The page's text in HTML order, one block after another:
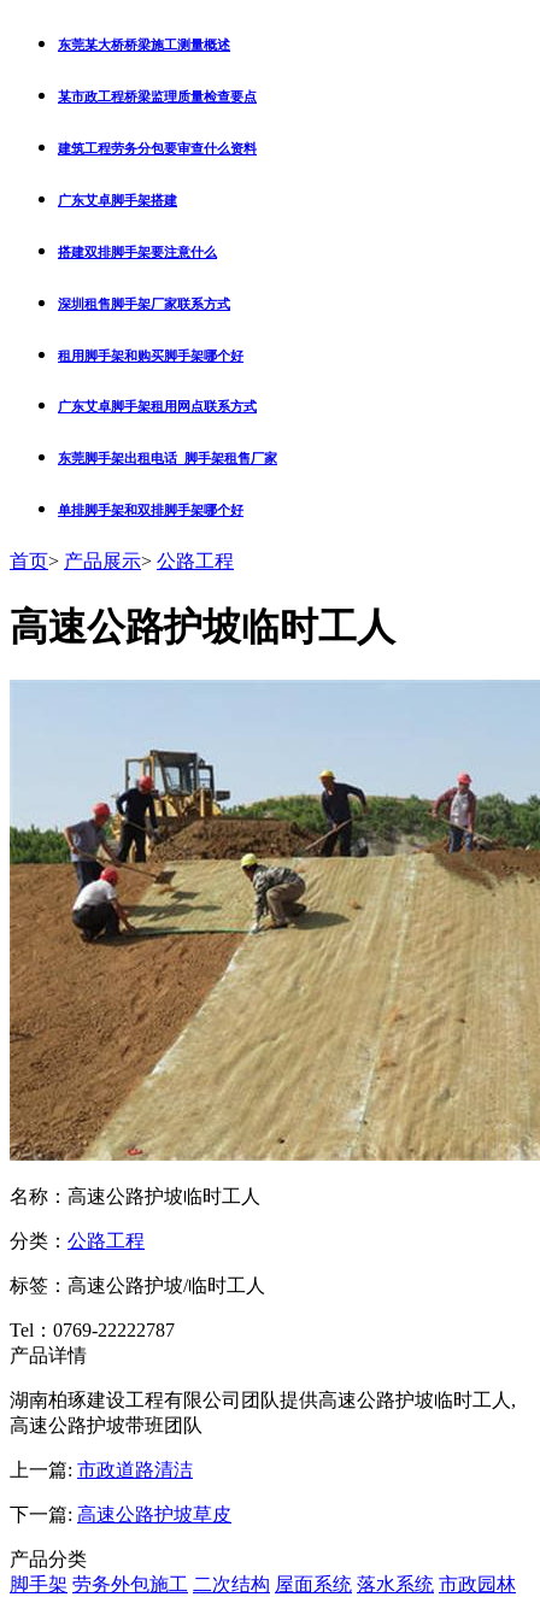
东莞某大桥桥梁施工测量概述
某市政工程桥梁监理质量检查要点
建筑工程劳务分包要审查什么资料
广东艾卓脚手架搭建
搭建双排脚手架要注意什么
深圳租售脚手架厂家联系方式
租用脚手架和购买脚手架哪个好
广东艾卓脚手架租用网点联系方式
东莞脚手架出租电话_脚手架租售厂家
单排脚手架和双排脚手架哪个好
首页> 产品展示> 公路工程
高速公路护坡临时工人
名称：高速公路护坡临时工人
分类： 公路工程
标签：高速公路护坡/临时工人
Tel：0769-22222787
产品详情
湖南柏琢建设工程有限公司团队提供高速公路护坡临时工人,
高速公路护坡带班团队
上一篇: 市政道路清洁
下一篇: 高速公路护坡草皮
产品分类
脚手架 劳务外包施工 二次结构 屋面系统 落水系统 市政园林